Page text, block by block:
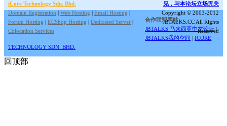
iCore Technology Sdn. Bhd.
Domain Registration | Web Hosting | Email Hosting |
Forum Hosting | ECShop Hosting | Dedicated Server |
Colocation Services
见，与本论坛立场无关
Copyright © 2003-2012
JBTALKS.CC All Rights
Reserved
合作联盟网站:
JBTALKS 马来西亚中文论坛 |
JBTALKS我的空间 |ICORE
TECHNOLOGY SDN. BHD.
回顶部